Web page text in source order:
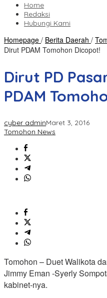
Home
Redaksi
Hubungi Kami
Homepage / Berita Daerah /
Dirut PDAM Tomohon Dicopot!
Dirut PD
PDAM
cyber adminMaret 3, 2016
Tomohon News
Tomohon – Duet Walikota
Jimmy Eman -Syerly
kabinet-nya.